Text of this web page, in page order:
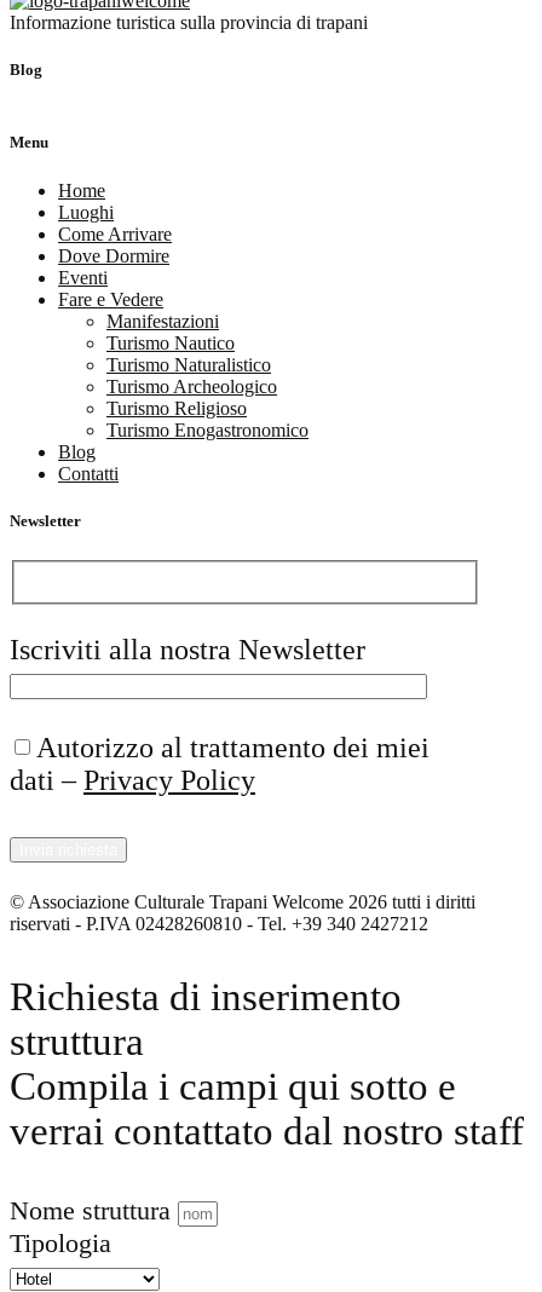
Informazione turistica sulla provincia di trapani
Blog
Menu
Home
Luoghi
Come Arrivare
Dove Dormire
Eventi
Fare e Vedere
Manifestazioni
Turismo Nautico
Turismo Naturalistico
Turismo Archeologico
Turismo Religioso
Turismo Enogastronomico
Blog
Contatti
Newsletter
Iscriviti alla nostra Newsletter
Autorizzo al trattamento dei miei
dati –Privacy Policy
© Associazione Culturale Trapani Welcome 2026 tutti i diritti
riservati - P.IVA 02428260810 - Tel. +39 340 2427212
Richiesta di inserimento
struttura
Compila i campi qui sotto e
verrai contattato dal nostro staff
Nome struttura
Tipologia